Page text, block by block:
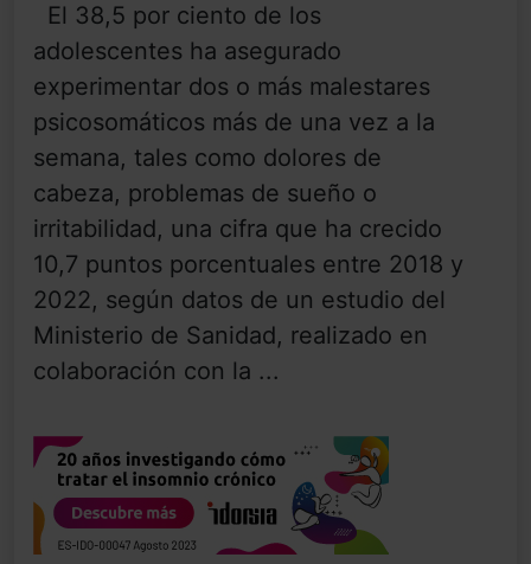
El 38,5 por ciento de los
adolescentes ha asegurado
experimentar dos o más malestares
psicosomáticos más de una vez a la
semana, tales como dolores de
cabeza, problemas de sueño o
irritabilidad, una cifra que ha crecido
10,7 puntos porcentuales entre 2018 y
2022, según datos de un estudio del
Ministerio de Sanidad, realizado en
colaboración con la ...